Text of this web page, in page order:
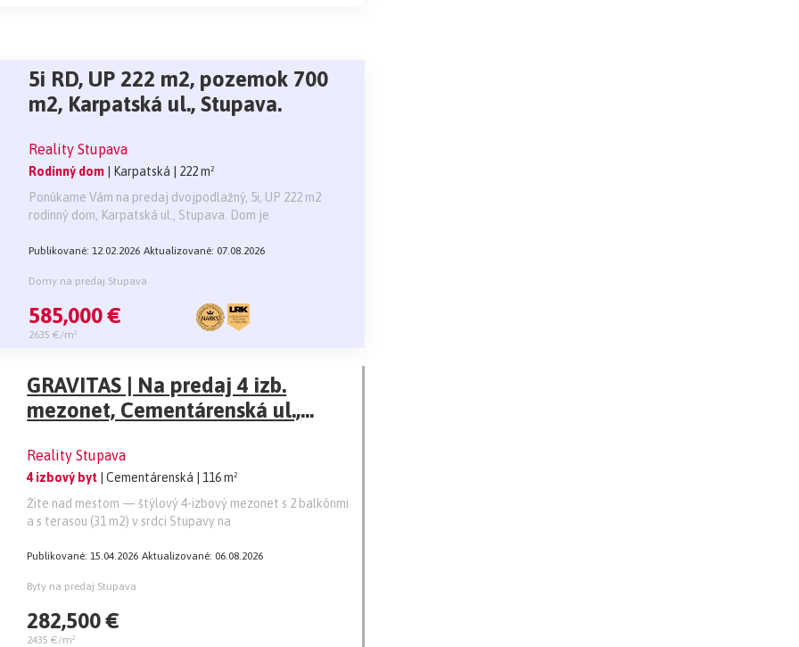
5i RD, UP 222 m2, pozemok 700
m2, Karpatská ul., Stupava.
Reality Stupava
Rodinný dom | Karpatská | 222 m²
Ponúkame Vám na predaj dvojpodlažný, 5i, UP 222 m2
rodinný dom, Karpatská ul., Stupava. Dom je
Publikované: 12.02.2026 Aktualizované: 07.08.2026
Domy na predaj Stupava
585,000 €
2635 €/m²
GRAVITAS | Na predaj 4 izb.
mezonet, Cementárenská ul.,
Reality Stupava
4 izbový byt | Cementárenská | 116 m²
Žite nad mestom — štýlový 4-izbový mezonet s 2 balkónmi
a s terasou (31 m2) v srdci Stupavy na
Publikované: 15.04.2026 Aktualizované: 06.08.2026
Byty na predaj Stupava
282,500 €
2435 €/m²